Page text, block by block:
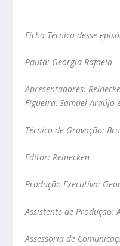
Ficha Técnica desse
Pauta: Georgia Rafaela
Apresentadores:
Figueira, Samuel Araújo
Técnico de Gravação:
Editor: Reinecken
Produção Executiva:
Assistente de Produção:
Assessoria de